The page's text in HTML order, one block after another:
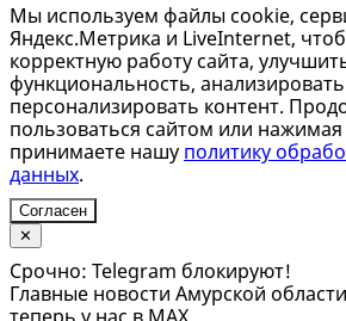
Мы используем файлы cookie,
Яндекс.Метрика и LiveInternet,
корректную работу сайта,
функциональность,
персонализировать контент.
пользоваться сайтом или нажимая
принимаете нашу политику
данных.
Согласен
✕
Срочно: Telegram блокируют!
Главные новости Амурской области